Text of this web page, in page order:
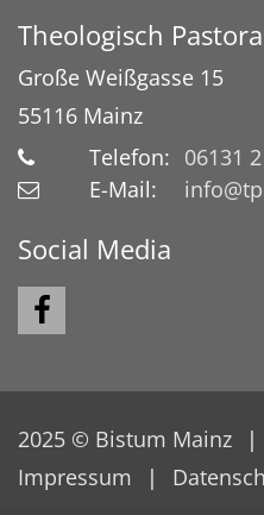
Theologisch
Große Weißgasse 15
55116 Mainz
Telefon: 06131
E-Mail:
Social Media
2025 © Bistum Mainz
Impressum